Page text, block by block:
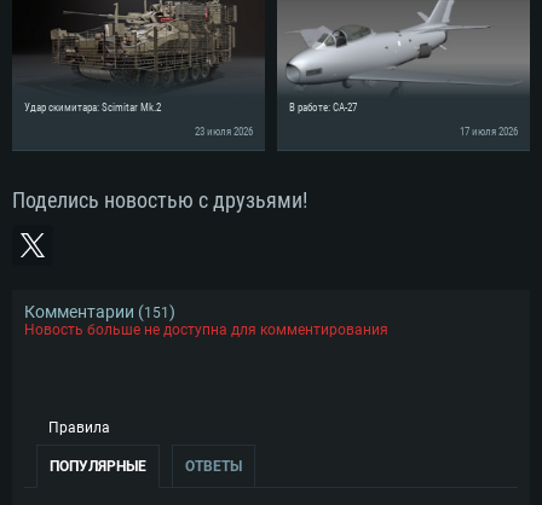
Удар скимитара: Scimitar Mk.2
23 июля 2026
В работе: CA-27
17 июля 2026
Поделись новостью с друзьями!
Комментарии (151 )
Новость больше не доступна для комментирования
Правила
ПОПУЛЯРНЫЕ ОТВЕТЫ